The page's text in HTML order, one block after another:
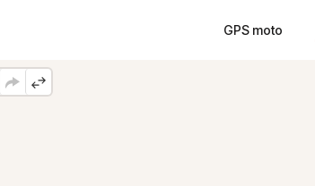
GPS moto